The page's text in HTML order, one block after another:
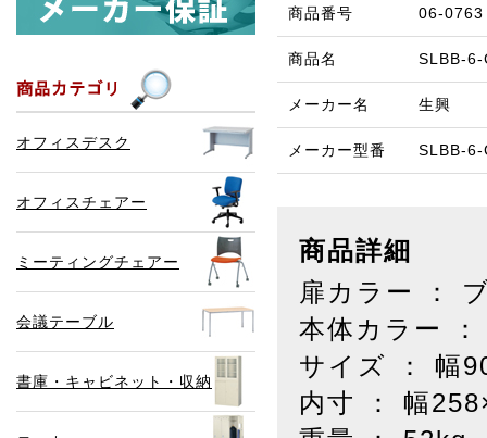
オフィスデスク
オフィスチェアー
ミーティングチェアー
会議テーブル
書庫・キャビネット・収納
商品番号 06-0763
商品名 SLBB-6-
メーカー名 生興
メーカー型番 SLBB-
商品詳細
扉カラー ：
本体カラー
サイズ ： 幅
内寸 ： 幅